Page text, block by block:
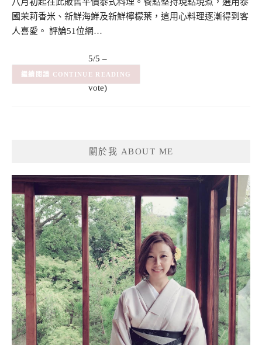
國茉莉香米、新鮮海鮮及新鮮檸檬葉，這用心料理逐漸得到客
人喜愛。 評論51位網…
5/5 –
(1
vote)
(1) CONTINUE READING
關於我 ABOUT ME